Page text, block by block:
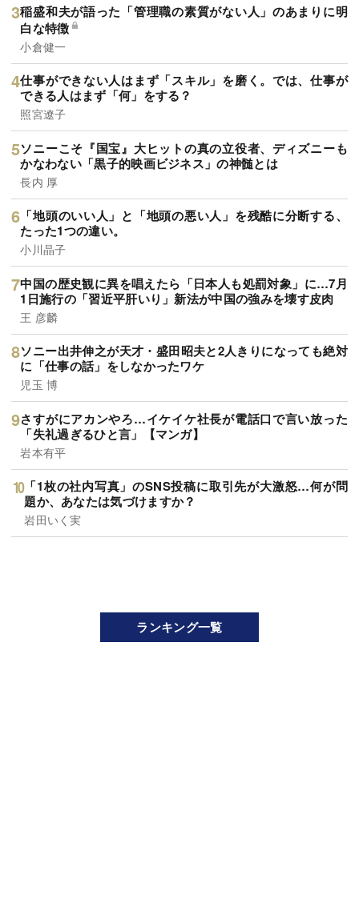
稲盛和夫が語った「管理職の素質がない人」のあまりに明
白な特徴
小倉健一
仕事ができない人はまず「スキル」を磨く。では、仕事が
できる人はまず「何」をする？
照宮遼子
ソニーこそ『国宝』大ヒットの真の立役者、ディズニーも
かなわない「黒子的映画ビジネス」の神髄とは
長内 厚
「地頭のいい人」と「地頭の悪い人」を残酷に分断する、
たった1つの違い。
小川晶子
中国の歴史観に異を唱えたら「日本人も処罰対象」に…7月
1日施行の「習近平肝いり」新法が中国の強みを壊す皮肉
王 彦麟
ソニー出井伸之が天才・盛田昭夫と2人きりになっても絶対
に「仕事の話」をしなかったワケ
児玉 博
さすがにアカンやろ…イケイケ社長が電話口で言い放った
「失礼過ぎるひと言」【マンガ】
岩本有平
「1枚の社内写真」のSNS投稿に取引先が大激怒…何が問
題か、あなたは気づけますか？
岩田いく実
ランキング一覧